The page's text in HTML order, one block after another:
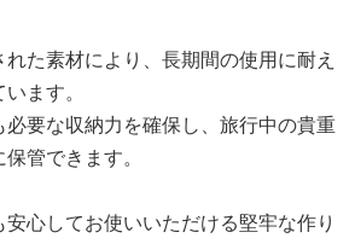
た素材により、長期間の使用に耐え
ます。
必要な収納力を確保し、旅行中の貴重
管できます。
心してお使いいただける堅牢な作り